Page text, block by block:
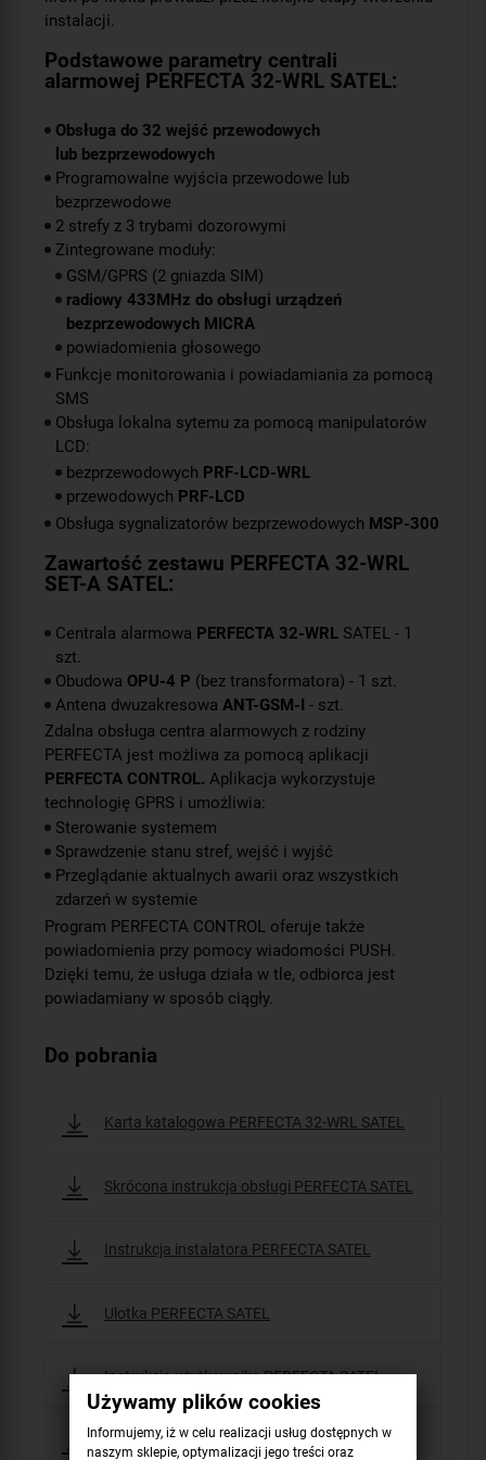
instalacji.
Podstawowe parametry centrali
alarmowej PERFECTA 32-WRL SATEL:
Obsługa do 32 wejść przewodowych
lub bezprzewodowych
Programowalne wyjścia przewodowe lub
bezprzewodowe
2 strefy z 3 trybami dozorowymi
Zintegrowane moduły:
GSM/GPRS (2 gniazda SIM)
radiowy 433MHz do obsługi urządzeń
bezprzewodowych MICRA
powiadomienia głosowego
Funkcje monitorowania i powiadamiania za pomocą
SMS
Obsługa lokalna sytemu za pomocą manipulatorów
LCD:
bezprzewodowych PRF-LCD-WRL
przewodowych PRF-LCD
Obsługa sygnalizatorów bezprzewodowych MSP-300
Zawartość zestawu PERFECTA 32-WRL
SET-A SATEL:
Centrala alarmowa PERFECTA 32-WRL SATEL - 1
szt.
Obudowa OPU-4 P (bez transformatora) - 1 szt.
Antena dwuzakresowa ANT-GSM-I - szt.
Zdalna obsługa centra alarmowych z rodziny
PERFECTA jest możliwa za pomocą aplikacji
PERFECTA CONTROL. Aplikacja wykorzystuje
technologię GPRS i umożliwia:
Sterowanie systemem
Sprawdzenie stanu stref, wejść i wyjść
Przeglądanie aktualnych awarii oraz wszystkich
zdarzeń w systemie
Program PERFECTA CONTROL oferuje także
powiadomienia przy pomocy wiadomości PUSH.
Dzięki temu, że usługa działa w tle, odbiorca jest
powiadamiany w sposób ciągły.
Do pobrania
Karta katalogowa PERFECTA 32-WRL SATEL
Skrócona instrukcja obsługi PERFECTA SATEL
Instrukcja instalatora PERFECTA SATEL
Ulotka PERFECTA SATEL
Instrukcja użytkownika PERFECTA SATEL
Programowanie PERFECTA SATEL
Używamy plików cookies
Informujemy, iż w celu realizacji usług dostępnych w
naszym sklepie, optymalizacji jego treści oraz